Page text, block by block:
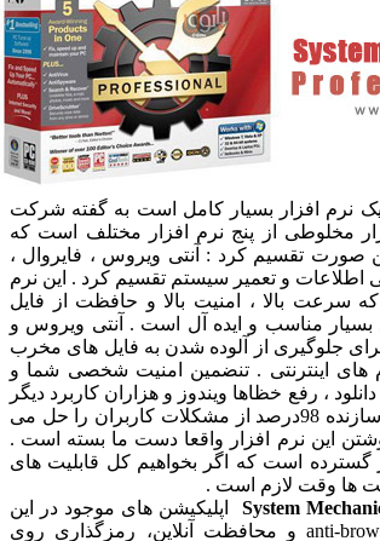
نرم افزار بسیار کامل است به گفته شرکت
مخلوطی از پنج نرم افزار مختلف است که
صورت تقسیم کرد : آنتی ویروس ، فایروال ،
اطلاعات و تعمیر سیستم تقسیم کرد . این نرم
سرعت بالا ، امنیت بالا و حافظت از فایل
مناسب و ایده آل است . آنتی ویروس و
جلوگیری از آلوده شدن به فایل های مخرب
اینترنتی . تنضمین امنیت شخصی شما و
، رفع خظاها ویندوز و هزاران کاربرد دیگر
که به گفته شرکت سازنده 98درصد از مشکلات کاربران را حل می
این نرم افزار واقعا دست ما بسته است .
گسترده است که اگر بخواهیم کل قابلیت های
ها وقت لازم است .
Systemاپلیکیشن های موجود در این
برنامه anti-browser tracking و محافظت آنلاین، رمزگذاری روی